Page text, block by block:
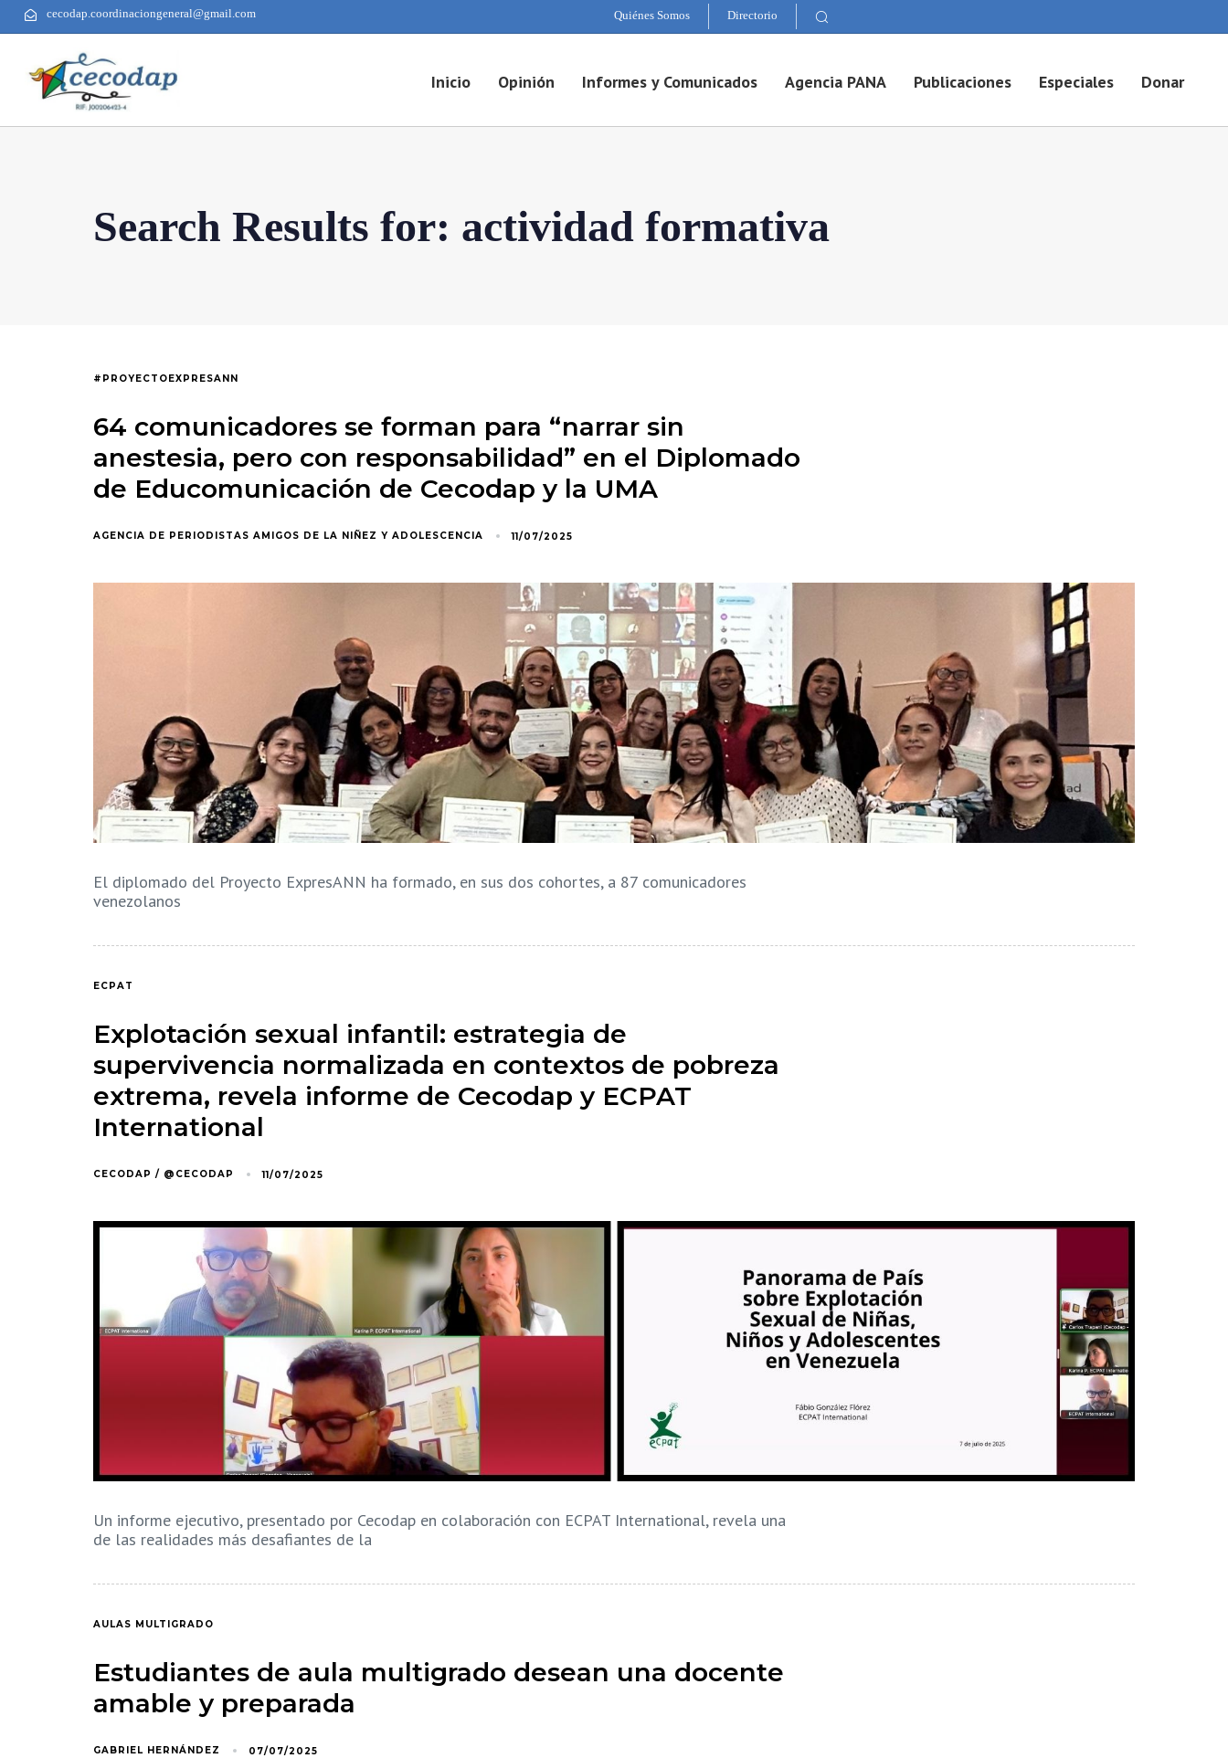
cecodap.coordinaciongeneral@gmail.com Quiénes Somos Directorio
Inicio Opinión Informes y Comunicados Agencia PANA Publicaciones Especiales Donar
Search Results for: actividad formativa
#PROYECTOEXPRESANN
64 comunicadores se forman para “narrar sin
anestesia, pero con responsabilidad” en el Diplomado
de Educomunicación de Cecodap y la UMA
AGENCIA DE PERIODISTAS AMIGOS DE LA NIÑEZ Y ADOLESCENCIA 11/07/2025
El diplomado del Proyecto ExpresANN ha formado, en sus dos cohortes, a 87 comunicadores
venezolanos
ECPAT
Explotación sexual infantil: estrategia de
supervivencia normalizada en contextos de pobreza
extrema, revela informe de Cecodap y ECPAT
International
CECODAP / @CECODAP 11/07/2025
Un informe ejecutivo, presentado por Cecodap en colaboración con ECPAT International, revela una
de las realidades más desafiantes de la
AULAS MULTIGRADO
Estudiantes de aula multigrado desean una docente
amable y preparada
GABRIEL HERNÁNDEZ 07/07/2025